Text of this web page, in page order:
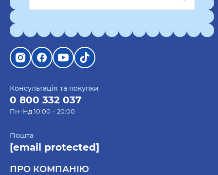
Консультація та покупки
0 800 332 037
Пн–Нд 10:00 – 20:00
Пошта
[email protected]
ПРО КОМПАНІЮ